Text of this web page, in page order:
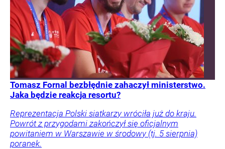
Tomasz Fornal bezbłędnie zahaczył ministerstwo.
Jaka będzie reakcja resortu?
Reprezentacja Polski siatkarzy wróciła już do kraju.
Powrót z przygodami zakończył się oficjalnym
powitaniem w Warszawie w środowy (tj. 5 sierpnia)
poranek.